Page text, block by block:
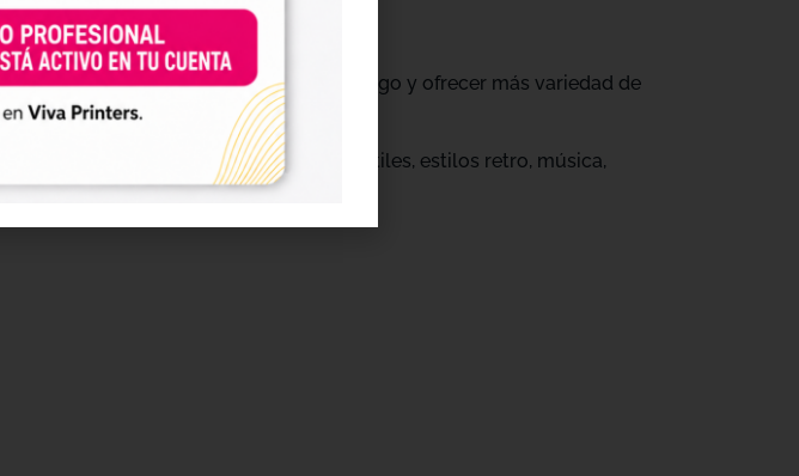
ahorrar tiempo, renovar su catálogo y ofrecer más variedad de
temporadas y públicos.
mascotas, frases, diseños infantiles, estilos retro, música,